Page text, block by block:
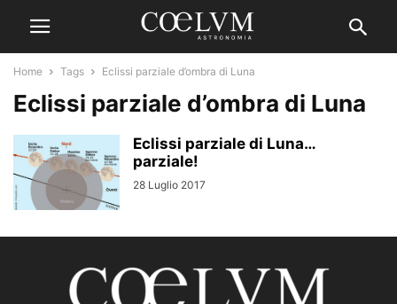
Home Tags Eclissi parziale d’ombra di Luna
Eclissi parziale d’ombra di Luna
Eclissi parziale di Luna…
parziale!
28 Luglio 2017